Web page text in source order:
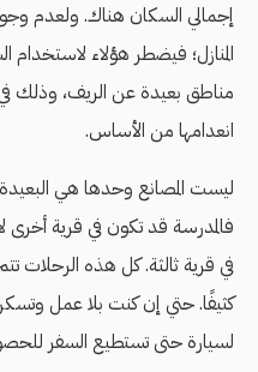
إجمالي السكان هناك. ولعدم
المنازل؛ فيضطر هؤلاء لاستخدام
مناطق بعيدة عن الريف، وذلك
انعدامها من الأساس.
ليست المصانع وحدها هي
فالمدرسة قد تكون في قرية أخرى
في قرية ثالثة. كل هذه الرحلات
كثيفًا. حتي إن كنت بلا عمل
لسيارة حتى تستطيع السفر